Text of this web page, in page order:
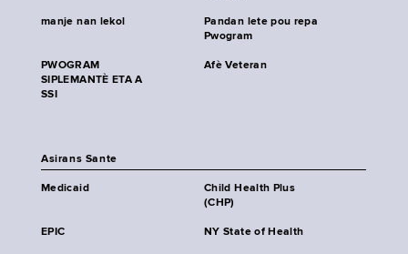
manje nan lekol
Pandan lete pou repa
Pwogram
PWOGRAM
SIPLEMANTÈ ETA A
SSI
Afè Veteran
Asirans Sante
Medicaid
Child Health Plus
(CHP)
EPIC NY State of Health